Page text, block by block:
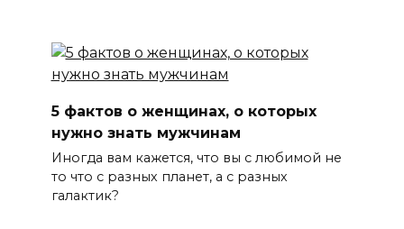
5 фактов о женщинах, о которых
нужно знать мужчинам
Иногда вам кажется, что вы с любимой не
то что с разных планет, а с разных
галактик?